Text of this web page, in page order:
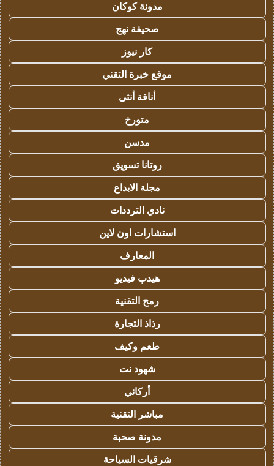
مدونة كوكان
صحيفة نهج
كار نيوز
موقع خبرة التقني
أناقة أنثى
متورخ
مدسن
روتانا تسويق
مجلة الابداع
نادي الترددات
استشارات اون لاين
المعارف
هيدب فيديو
رمح التقنية
رذاذ التجارة
طعم وكيف
شهود نت
أركاني
مباشر التقنية
مدونة صحبة
شرقيات السياحة